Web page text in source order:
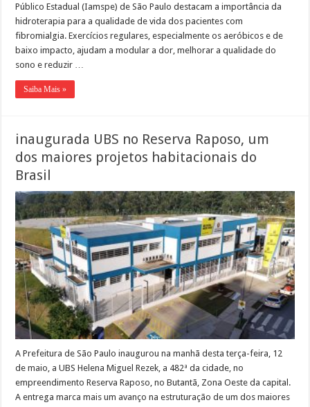
Público Estadual (Iamspe) de São Paulo destacam a importância da
hidroterapia para a qualidade de vida dos pacientes com
fibromialgia. Exercícios regulares, especialmente os aeróbicos e de
baixo impacto, ajudam a modular a dor, melhorar a qualidade do
sono e reduzir …
Saiba Mais »
inaugurada UBS no Reserva Raposo, um
dos maiores projetos habitacionais do
Brasil
A Prefeitura de São Paulo inaugurou na manhã desta terça-feira, 12
de maio, a UBS Helena Miguel Rezek, a 482ª da cidade, no
empreendimento Reserva Raposo, no Butantã, Zona Oeste da capital.
A entrega marca mais um avanço na estruturação de um dos maiores